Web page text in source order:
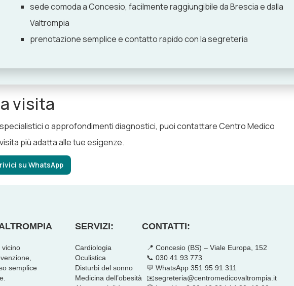
sede comoda a Concesio, facilmente raggiungibile da Brescia e dalla
Valtrompia
prenotazione semplice e contatto rapido con la segreteria
visita
o approfondimenti diagnostici, puoi contattare Centro Medico
più adatta alle tue esigenze.
su WhatsApp
vicino
semplice
SERVIZI:
Cardiologia
Oculistica
Disturbi del sonno
Medicina dell’obesità
CONTATTI:
📍 Concesio (BS) – Viale Europa, 152
📞 030 41 93 773
💬 WhatsApp 351 95 91 311
✉️segreteria@centromedicovaltrompia.it